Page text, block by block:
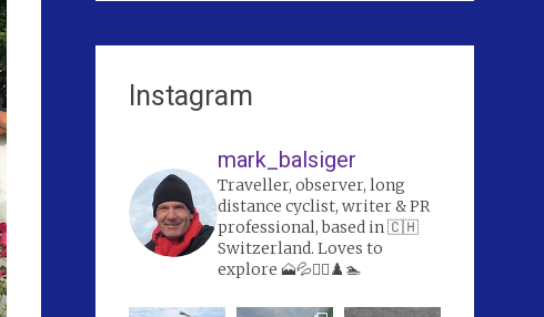
Instagram
mark_balsiger
Traveller, observer, long
distance cyclist, writer & PR
professional, based in 🇨🇭
Switzerland. Loves to
explore 🗻💦🚴‍♀️♟️🏊